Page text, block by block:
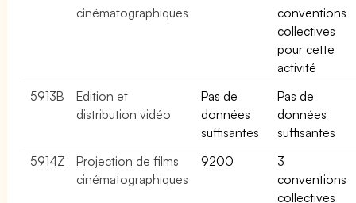
cinématographiques
conventions
collectives
pour cette
activité
5913B
Edition et
distribution vidéo
Pas de
données
suffisantes
Pas de
données
suffisantes
5914Z
Projection de films
cinématographiques
9200
3
conventions
collectives